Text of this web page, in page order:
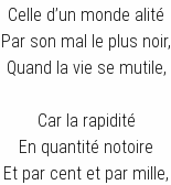
Celle d’un monde alité
Par son mal le plus noir,
Quand la vie se mutile,
Car la rapidité
En quantité notoire
Et par cent et par mille,